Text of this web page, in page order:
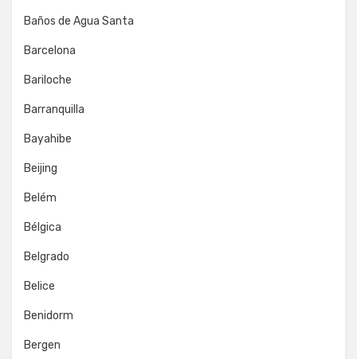
Baños de Agua Santa
Barcelona
Bariloche
Barranquilla
Bayahibe
Beijing
Belém
Bélgica
Belgrado
Belice
Benidorm
Bergen